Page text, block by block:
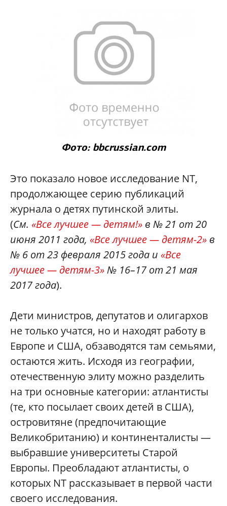
Фото: bbcrussian.com
Это показало новое исследование NT,
продолжающее серию публикаций
журнала о детях путинской элиты.
(См. «Все лучшее — детям!» в № 21 от 20
июня 2011 года, «Все лучшее — детям-2» в
№ 6 от 23 февраля 2015 года и «Все
лучшее — детям-3»№ 16–17 от 21 мая
2017 года).
Дети министров, депутатов и олигархов
не только учатся, но и находят работу в
Европе и США, обзаводятся там семьями,
остаются жить. Исходя из географии,
отечественную элиту можно разделить
на три основные категории: атлантисты
(те, кто посылает своих детей в США),
островитяне (предпочитающие
Великобританию) и континенталисты —
выбравшие университеты Старой
Европы. Преобладают атлантисты, о
которых NT рассказывает в первой части
своего исследования.